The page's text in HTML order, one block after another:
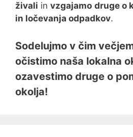
živali in vzgajamo druge o
in ločevanja odpadkov.
Sodelujmo v čim
očistimo naša lokalna
ozavestimo druge o
okolja!